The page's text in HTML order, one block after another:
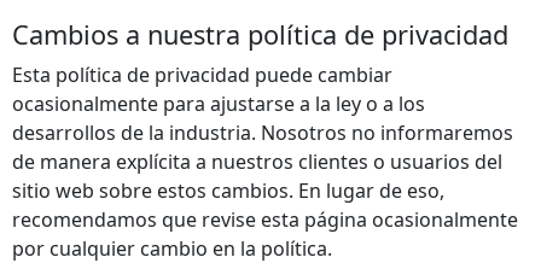
Cambios a nuestra política de privacidad
Esta política de privacidad puede cambiar
ocasionalmente para ajustarse a la ley o a los
desarrollos de la industria. Nosotros no informaremos
de manera explícita a nuestros clientes o usuarios del
sitio web sobre estos cambios. En lugar de eso,
recomendamos que revise esta página ocasionalmente
por cualquier cambio en la política.